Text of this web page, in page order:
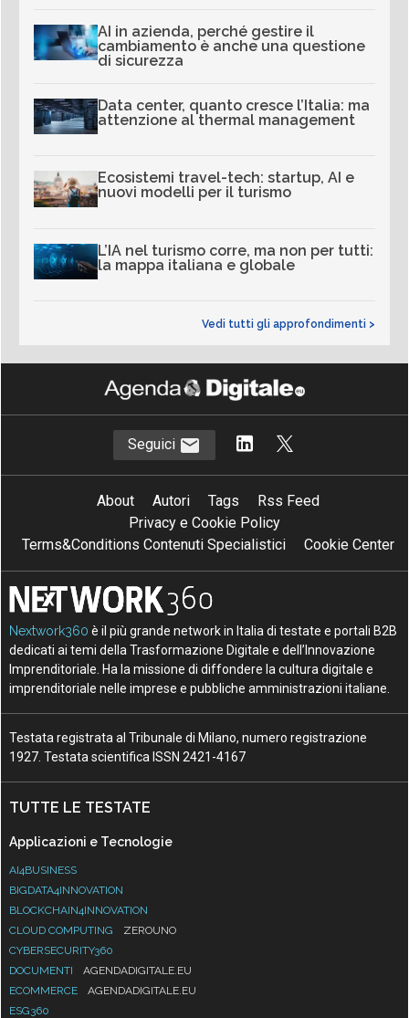
AI in azienda, perché gestire il
cambiamento è anche una questione
di sicurezza
Data center, quanto cresce l’Italia: ma
attenzione al thermal management
Ecosistemi travel-tech: startup, AI e
nuovi modelli per il turismo
L’IA nel turismo corre, ma non per tutti:
la mappa italiana e globale
Vedi tutti gli approfondimenti >
Seguici
About Autori Tags
Rss Feed
Privacy e Cookie Policy
Terms&Conditions Contenuti Specialistici
Cookie Center
Nextwork360 è il più grande network in Italia di testate e portali B2B
dedicati ai temi della Trasformazione Digitale e dell’Innovazione
Imprenditoriale. Ha la missione di diffondere la cultura digitale e
imprenditoriale nelle imprese e pubbliche amministrazioni italiane.
Testata registrata al Tribunale di Milano, numero registrazione
1927. Testata scientifica ISSN 2421-4167
TUTTE LE TESTATE
Applicazioni e Tecnologie
AI4BUSINESS
BIGDATA4INNOVATION
BLOCKCHAIN4INNOVATION
CLOUD COMPUTING
ZEROUNO
CYBERSECURITY360
DOCUMENTI
AGENDADIGITALE.EU
ECOMMERCE
AGENDADIGITALE.EU
ESG360